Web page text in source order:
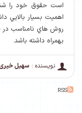
است حقوق خود را
اهميت بسيار بالايي
روش هاي نامناسب در
بهمراه داشته باشد.
نویسنده : سهیل
RSS